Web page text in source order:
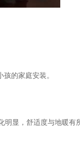
孩的家庭安装。
明显，舒适度与地暖有